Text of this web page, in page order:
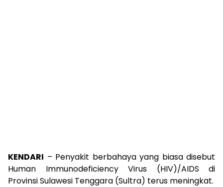
KENDARI – Penyakit berbahaya yang biasa disebut
Human Immunodeficiency Virus (HIV)/AIDS di
Provinsi Sulawesi Tenggara (Sultra) terus meningkat.